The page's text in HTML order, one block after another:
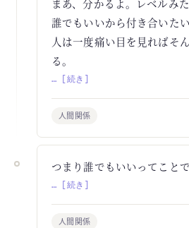
まあ、分かるよ。レベルみ
誰でもいいから付き合いた
人は一度痛い目を見ればそ
る。
… [続き]
人間関係
つまり誰でもいいってことで
… [続き]
人間関係